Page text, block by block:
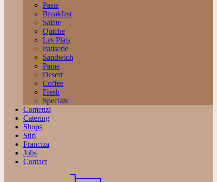
Paste
Breakfast
Salate
Quiche
Les Plats
Patiserie
Sandwich
Paine
Desert
Coffee
Fresh
Specials
Comenzi
Catering
Shops
Stiri
Franciza
Jobs
Contact